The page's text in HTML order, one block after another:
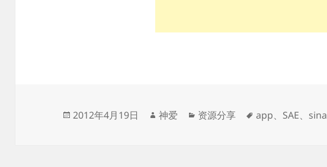
发
2012年4月19日
作
神爱
分
资源分享
标
app、 SAE、 sina